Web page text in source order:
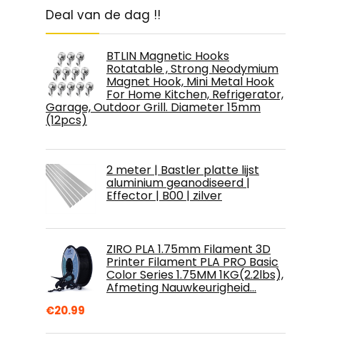
Deal van de dag !!
BTLIN Magnetic Hooks
Rotatable , Strong Neodymium
Magnet Hook, Mini Metal Hook
For Home Kitchen, Refrigerator,
Garage, Outdoor Grill. Diameter 15mm
(12pcs)
2 meter | Bastler platte lijst
aluminium geanodiseerd |
Effector | B00 | zilver
ZIRO PLA 1.75mm Filament 3D
Printer Filament PLA PRO Basic
Color Series 1.75MM 1KG(2.2lbs),
Afmeting Nauwkeurigheid…
€20.99